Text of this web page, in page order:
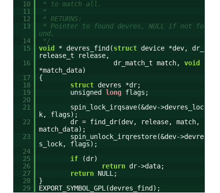
10
* to match all.
11
*
12
* RETURNS:
13
* Pointer to found devres, NULL if not fo
und.
14
*/
15
void * devres_find(struct device *dev, dr_
release_t release,
16
dr_match_t match, void
*match_data)
17
{
18
struct devres *dr;
19
unsigned long flags;
20
21
spin_lock_irqsave(&dev->devres_loc
k, flags);
22
dr = find_dr(dev, release, match,
match_data);
23
spin_unlock_irqrestore(&dev->devre
s_lock, flags);
24
25
if
(dr)
26
return dr->data;
27
return NULL;
28
}
29
EXPORT_SYMBOL_GPL(devres_find);